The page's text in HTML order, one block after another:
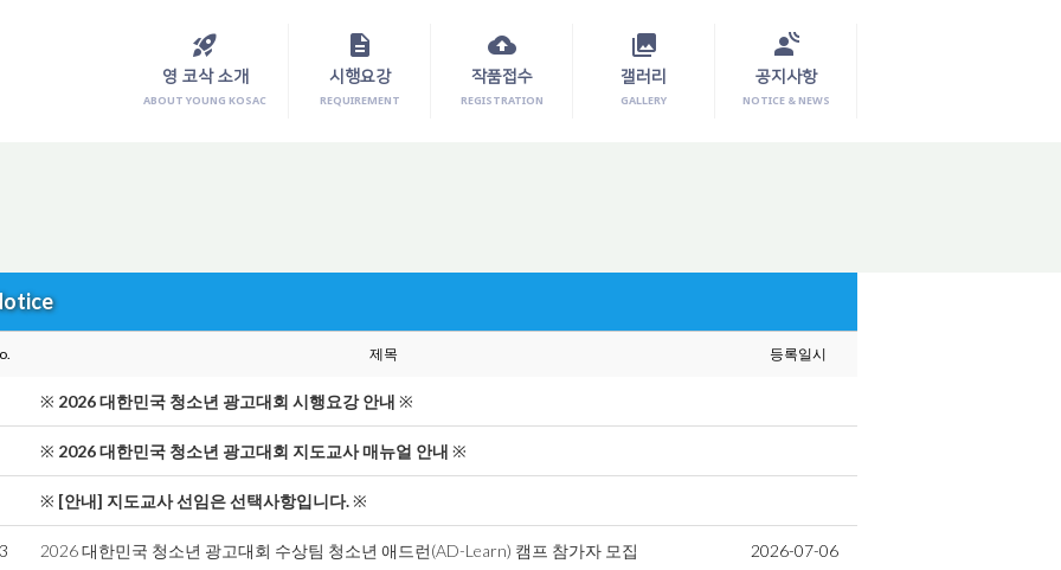
rocket_launch
영 코삭 소개
ABOUT YOUNG KOSAC
description
시행요강
REQUIREMENT
cloud_upload
작품접수
REGISTRATION
photo_library
갤러리
GALLERY
spatial_audio
공지사항
NOTICE & NEWS
제목 등록일시
※ 2026 대한민국 청소년 광고대회 시행요강 안내 ※
※ 2026 대한민국 청소년 광고대회 지도교사 매뉴얼 안내 ※
※ [안내] 지도교사 선임은 선택사항입니다.※
2026 대한민국 청소년 광고대회 수상팀 청소년 애드런(AD-Learn) 캠프 참가자 모집 2026-07-06